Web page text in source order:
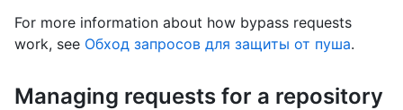
For more information about how bypass requests
work, see Обход запросов для защиты от пуша.
Managing requests for a repository